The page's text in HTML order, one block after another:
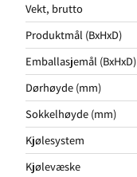
Vekt, brutto
Produktmål (BxHxD)
Emballasjemål (BxHxD)
Dørhøyde (mm)
Sokkelhøyde (mm)
Kjølesystem
Kjølevæske